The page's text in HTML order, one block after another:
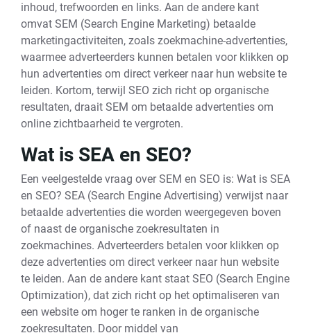
inhoud, trefwoorden en links. Aan de andere kant
omvat SEM (Search Engine Marketing) betaalde
marketingactiviteiten, zoals zoekmachine-advertenties,
waarmee adverteerders kunnen betalen voor klikken op
hun advertenties om direct verkeer naar hun website te
leiden. Kortom, terwijl SEO zich richt op organische
resultaten, draait SEM om betaalde advertenties om
online zichtbaarheid te vergroten.
Wat is SEA en SEO?
Een veelgestelde vraag over SEM en SEO is: Wat is SEA
en SEO? SEA (Search Engine Advertising) verwijst naar
betaalde advertenties die worden weergegeven boven
of naast de organische zoekresultaten in
zoekmachines. Adverteerders betalen voor klikken op
deze advertenties om direct verkeer naar hun website
te leiden. Aan de andere kant staat SEO (Search Engine
Optimization), dat zich richt op het optimaliseren van
een website om hoger te ranken in de organische
zoekresultaten. Door middel van